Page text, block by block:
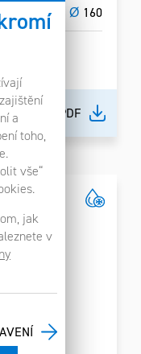
a
toho,
vše“
jak
v
Ø 160
DETAIL V PDF